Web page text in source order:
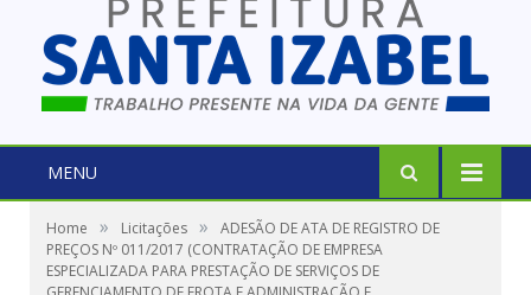
MENU
Home » Licitações »
ADESÃO DE ATA DE REGISTRO DE
PREÇOS Nº 011/2017 (CONTRATAÇÃO DE EMPRESA
ESPECIALIZADA PARA PRESTAÇÃO DE SERVIÇOS DE